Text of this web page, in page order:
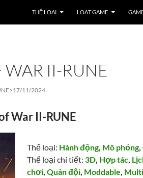
THỂ LOẠI LOẠT GAME
WAR II-RUNE
17/11/2024
War II-RUNE
Thể loại: Hành động, Mô phỏng,
Thể loại chi tiết: 3D, Hợp tác,
chơi,Quân đội, Moddable,